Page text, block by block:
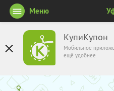
КупиКупон
Мобильное
ещё удобнее
Меню